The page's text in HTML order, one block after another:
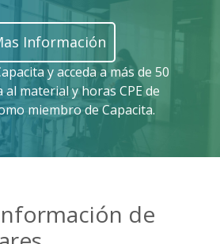
Información
y acceda a más de 50
al material y horas CPE de
miembro de Capacita.
de